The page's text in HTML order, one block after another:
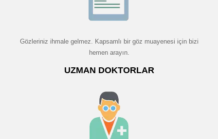
Gözleriniz ihmale gelmez. Kapsamlı bir göz muayenesi için bizi
hemen arayın.
UZMAN DOKTORLAR